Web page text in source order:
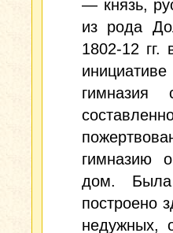
— князь,
из рода
1802-12 гг.
гимназия
гимназию
дом. Была
построено
недужных,